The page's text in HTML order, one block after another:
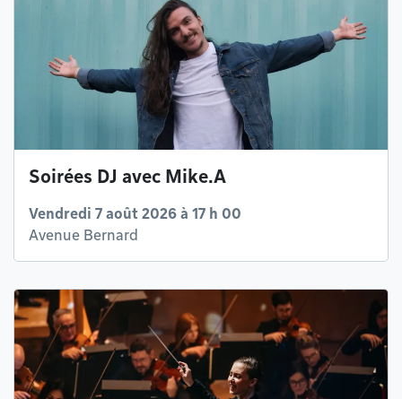
Soirées DJ avec Mike.A
Vendredi 7 août 2026 à 17 h 00
Avenue Bernard